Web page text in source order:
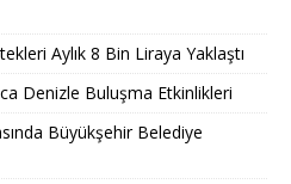
Aylık 8 Bin Liraya Yaklaştı
Denizle Buluşma Etkinlikleri
Büyükşehir Belediye